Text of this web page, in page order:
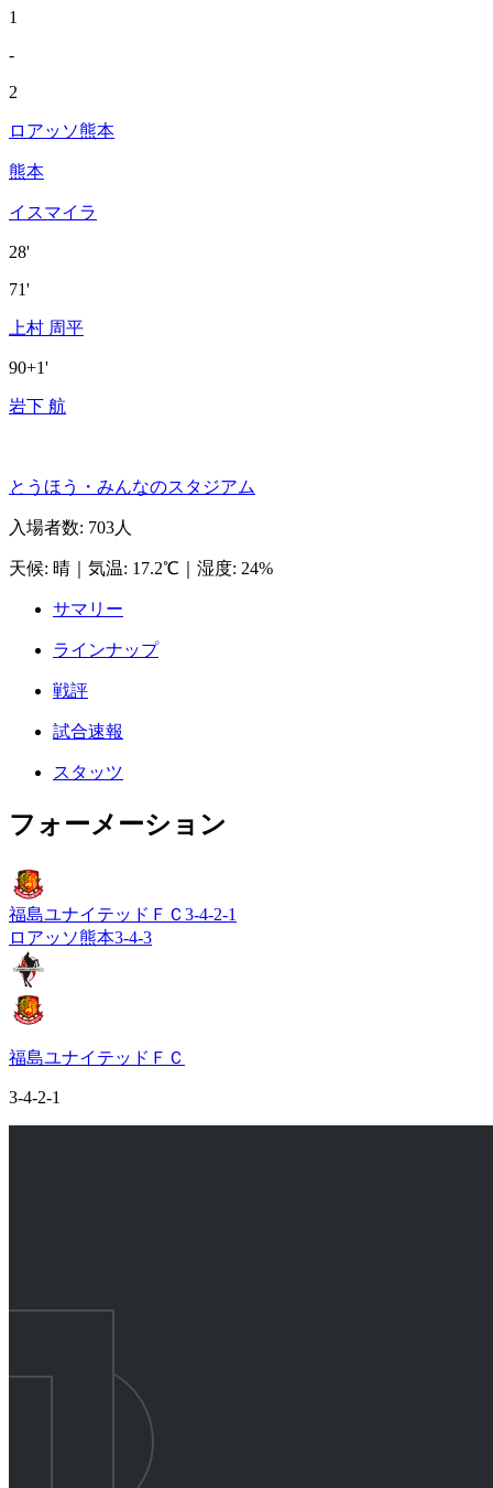
1
-
2
ロアッソ熊本
熊本
イスマイラ
28'
71'
上村 周平
90+1'
岩下 航
とうほう・みんなのスタジアム
入場者数: 703人
天候: 晴 気温: 17.2℃ 湿度: 24%
サマリー
ラインナップ
戦評
試合速報
スタッツ
フォーメーション
福島ユナイテッドＦＣ 3-4-2-1
ロアッソ熊本3-4-3
福島ユナイテッドＦＣ
3-4-2-1